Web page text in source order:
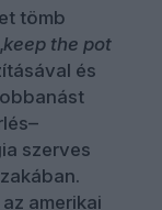
tömb
keep the pot
és
szerves
amerikai